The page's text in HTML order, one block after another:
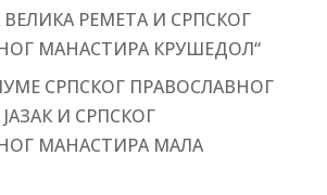
РЕМЕТА И СРПСКОГ
МАНАСТИРА КРУШЕДОЛ“
СРПСКОГ ПРАВОСЛАВНОГ
И СРПСКОГ
МАНАСТИРА МАЛА